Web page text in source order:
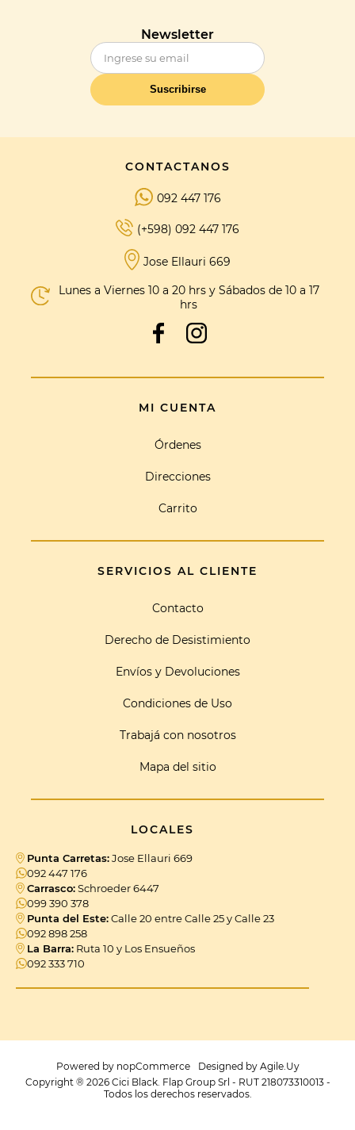
Newsletter
Suscribirse
CONTACTANOS
092 447 176
(+598) 092 447 176
Jose Ellauri 669
Lunes a Viernes 10 a 20 hrs y Sábados de 10 a 17
hrs
MI CUENTA
Órdenes
Direcciones
Carrito
SERVICIOS AL CLIENTE
Contacto
Derecho de Desistimiento
Envíos y Devoluciones
Condiciones de Uso
Trabajá con nosotros
Mapa del sitio
LOCALES
Punta Carretas:Jose Ellauri 669
092 447 176
Carrasco:Schroeder 6447
099 390 378
Punta del Este:Calle 20 entre Calle 25 y Calle 23
092 898 258
La Barra: Ruta 10 y Los Ensueños
092 333 710
Powered by nopCommerce Designed by Agile.Uy
Copyright ® 2026 Cici Black. Flap Group Srl - RUT 218073310013 -
Todos los derechos reservados.